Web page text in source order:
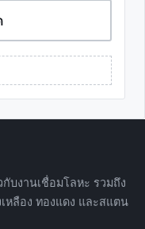
บงานเชื่อมโลหะ รวมถึง
หลือง ทองแดง และสแตน